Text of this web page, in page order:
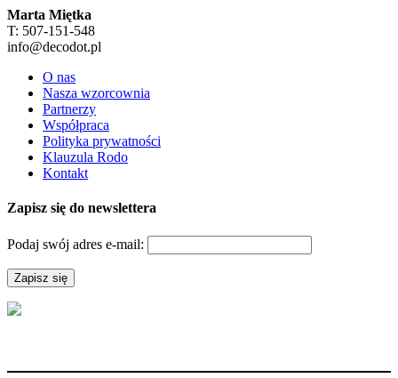
Marta Miętka
T: 507-151-548
info@decodot.pl
O nas
Nasza wzorcownia
Partnerzy
Współpraca
Polityka prywatności
Klauzula Rodo
Kontakt
Zapisz się do newslettera
Podaj swój adres e-mail: